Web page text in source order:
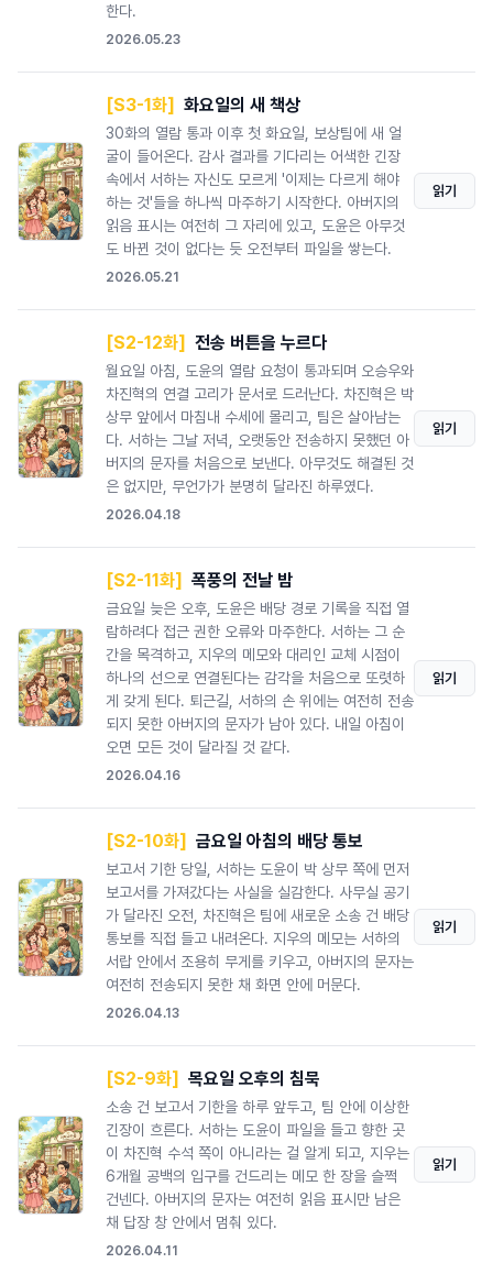
한다.
2026.05.23
[S3-1화] 화요일의 새 책상
30화의 열람 통과 이후 첫 화요일, 보상팀에 새 얼
굴이 들어온다. 감사 결과를 기다리는 어색한 긴장
속에서 서하는 자신도 모르게 '이제는 다르게 해야
하는 것'들을 하나씩 마주하기 시작한다. 아버지의
읽음 표시는 여전히 그 자리에 있고, 도윤은 아무것
도 바뀐 것이 없다는 듯 오전부터 파일을 쌓는다.
2026.05.21
읽기
[S2-12화] 전송 버튼을 누르다
월요일 아침, 도윤의 열람 요청이 통과되며 오승우와
차진혁의 연결 고리가 문서로 드러난다. 차진혁은 박
상무 앞에서 마침내 수세에 몰리고, 팀은 살아남는
다. 서하는 그날 저녁, 오랫동안 전송하지 못했던 아
버지의 문자를 처음으로 보낸다. 아무것도 해결된 것
은 없지만, 무언가가 분명히 달라진 하루였다.
2026.04.18
읽기
[S2-11화] 폭풍의 전날 밤
금요일 늦은 오후, 도윤은 배당 경로 기록을 직접 열
람하려다 접근 권한 오류와 마주한다. 서하는 그 순
간을 목격하고, 지우의 메모와 대리인 교체 시점이
하나의 선으로 연결된다는 감각을 처음으로 또렷하
게 갖게 된다. 퇴근길, 서하의 손 위에는 여전히 전송
되지 못한 아버지의 문자가 남아 있다. 내일 아침이
오면 모든 것이 달라질 것 같다.
2026.04.16
읽기
[S2-10화] 금요일 아침의 배당 통보
보고서 기한 당일, 서하는 도윤이 박 상무 쪽에 먼저
보고서를 가져갔다는 사실을 실감한다. 사무실 공기
가 달라진 오전, 차진혁은 팀에 새로운 소송 건 배당
통보를 직접 들고 내려온다. 지우의 메모는 서하의
서랍 안에서 조용히 무게를 키우고, 아버지의 문자는
여전히 전송되지 못한 채 화면 안에 머문다.
2026.04.13
읽기
[S2-9화] 목요일 오후의 침묵
소송 건 보고서 기한을 하루 앞두고, 팀 안에 이상한
긴장이 흐른다. 서하는 도윤이 파일을 들고 향한 곳
이 차진혁 수석 쪽이 아니라는 걸 알게 되고, 지우는
6개월 공백의 입구를 건드리는 메모 한 장을 슬쩍
건넨다. 아버지의 문자는 여전히 읽음 표시만 남은
채 답장 창 안에서 멈춰 있다.
2026.04.11
읽기